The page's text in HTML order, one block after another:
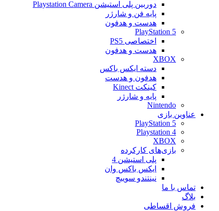
دوربین پلی استیشن Playstation Camera
پایه فن و شارژر
هدست و هدفون
PlayStation 5
اختصاصی PS5
هدست و هدفون
XBOX
دسته ایکس باکس
هدفون و هدست
کینکت Kinect
پایه و شارژر
Nintendo
عناوین بازی
PlayStation 5
Playstation 4
XBOX
بازی‌های کارکرده
پلی استیشن 4
ایکس باکس وان
نینتندو سوییچ
تماس با ما
بلاگ
فروش اقساطی